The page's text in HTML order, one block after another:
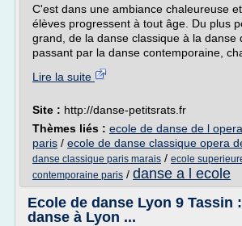
C'est dans une ambiance chaleureuse
élèves progressent à tout âge. Du plus
grand, de la danse classique à la danse
passant par la danse contemporaine,
Lire la suite
Site : http://danse-petitsrats.fr
Thèmes liés : ecole de danse de l
paris / ecole de danse classique opera
danse classique paris marais / ecole
contemporaine paris / danse a l ecole
Ecole de danse Lyon 9 Tassin
danse à Lyon ...